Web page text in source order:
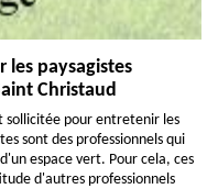
les paysagistes
Christaud
sollicitée pour entretenir les
sont des professionnels qui
espace vert. Pour cela, ces
d'autres professionnels